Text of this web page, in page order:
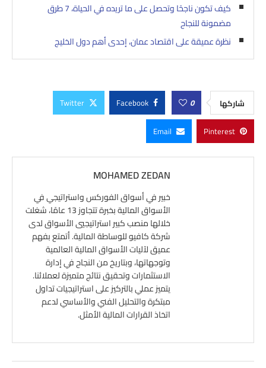
كيف تكون ناجحًا وتحصل على ما تريده في الحياة، 7 طرق
مضمونة للنجاح
نظرة عميقة على اقتصاد عمان، إحدى أهم دول الخليج
شاركها 0
Facebook
Twitter
Pinterest
Email
MOHAMED ZEDAN
خبير في أسواق الفوركس واستراتيجي في
الأسواق المالية بخبرة تتجاوز 13 عامًا، شغلت
خلالها منصب كبير استراتيجيي الأسواق لدى
شركة كافيو للوساطة المالية. أتمتع بفهم
عميق لآليات الأسواق المالية العالمية
وتوجهاتها، وبتاريخ من النجاح في إدارة
الاستثمارات وتحقيق نتائج متميزة لعملائنا.
يتميز عملي بالتركيز على استراتيجيات تداول
مبتكرة والتحليل الفني والأساسي لدعم
اتخاذ القرارات المالية الأمثل.